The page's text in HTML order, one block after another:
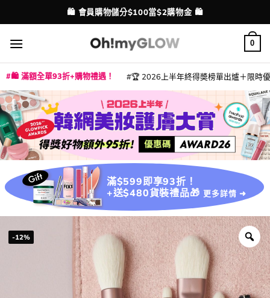
to
content
配送港澳
💳 支援消費券、FPS、八達通、PAYME、信用卡付款
0
🛍️ 滿額全單93折+購物禮遇！ 🏆 2026上半年終得奬榜單出爐＋限時
滿$599即享93折！
+送$480貨裝禮品🎁 更多詳情 ➜
-12%